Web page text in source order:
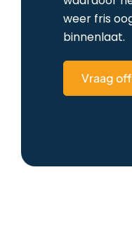
weer fris
binnenlaat.
Vraag